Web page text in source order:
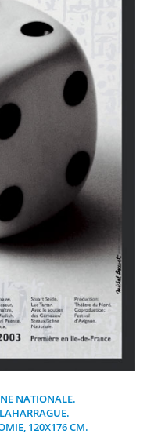
NATIONALE.
120X176 CM.